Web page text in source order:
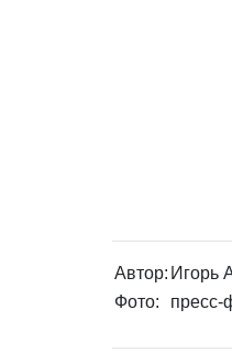
Автор: Игорь
Фото:
пресс-